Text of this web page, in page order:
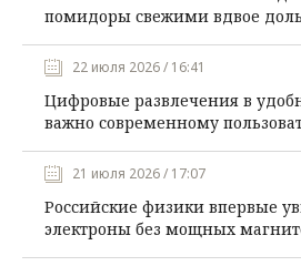
помидоры свежими вдвое
22 июля 2026 / 16:41
Цифровые развлечения в
важно современному
21 июля 2026 / 17:07
Российские физики впервые
электроны без мощных